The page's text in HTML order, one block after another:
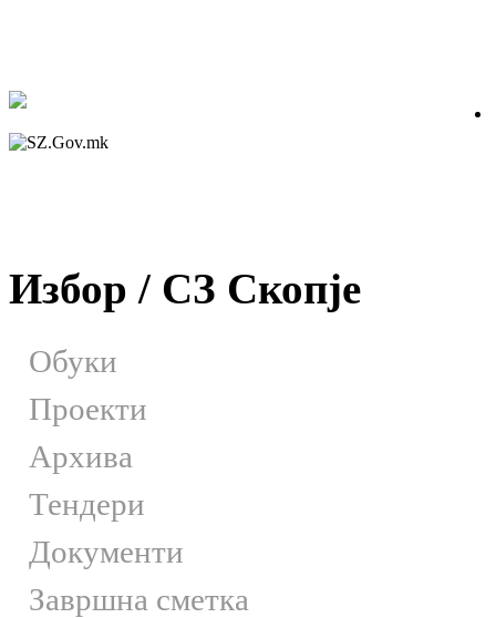
Избор / СЗ Скопје
Обуки
Проекти
Архива
Тендери
Документи
Завршна сметка